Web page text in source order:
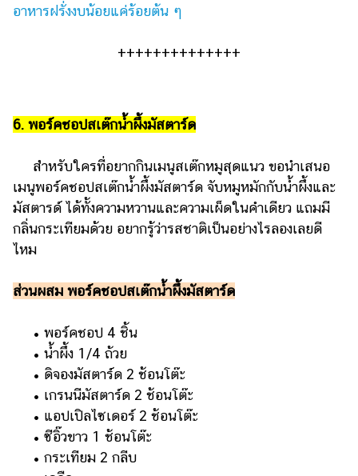
อาหารฝรั่งงบน้อยแค่ร้อยต้น ๆ
++++++++++++++
6. พอร์คชอปสเต๊กน้ำผึ้งมัสตาร์ด
สำหรับใครที่อยากกินเมนูสเต๊กหมูสุดแนว ขอนำเสนอ
เมนูพอร์คชอปสเต๊กน้ำผึ้งมัสตาร์ด จับหมูหมักกับน้ำผึ้งและ
มัสตารด์ ได้ทั้งความหวานและความเผ็ดในคำเดียว แถมมี
กลิ่นกระเทียมด้วย อยากรู้ว่ารสชาติเป็นอย่างไรลองเลยดี
ไหม
ส่วนผสม พอร์คชอปสเต๊กน้ำผึ้งมัสตาร์ด
• พอร์คชอป 4 ชิ้น
• น้ำผึ้ง 1/4 ถ้วย
• ดิจองมัสตาร์ด 2 ช้อนโต๊ะ
• เกรนนีมัสตาร์ด 2 ช้อนโต๊ะ
• แอปเปิลไซเดอร์ 2 ช้อนโต๊ะ
• ซีอิ๊วขาว 1 ช้อนโต๊ะ
• กระเทียม 2 กลีบ